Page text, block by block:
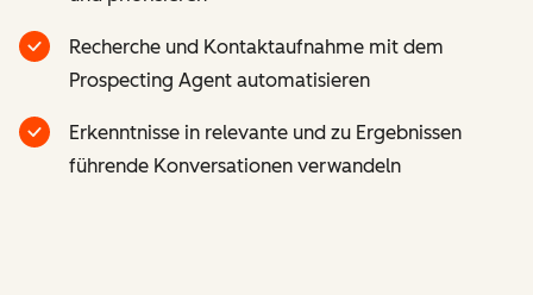
Recherche und Kontaktaufnahme mit dem
Prospecting Agent automatisieren
Erkenntnisse in relevante und zu Ergebnissen
führende Konversationen verwandeln